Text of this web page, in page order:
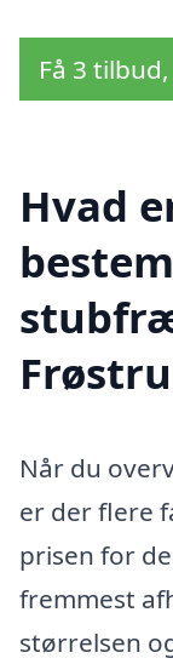
Få 3
Hvad
Når du
er der flere
prisen for
fremmest
størrelsen